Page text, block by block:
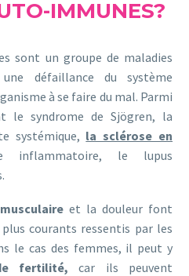
IMMUNES?
sont un groupe de maladies
défaillance du système
à se faire du mal. Parmi
le syndrome de Sjögren, la
systémique, la sclérose en
inflammatoire, le lupus
et la douleur font
courants ressentis par les
le cas des femmes, il peut y
fertilité, car ils peuvent